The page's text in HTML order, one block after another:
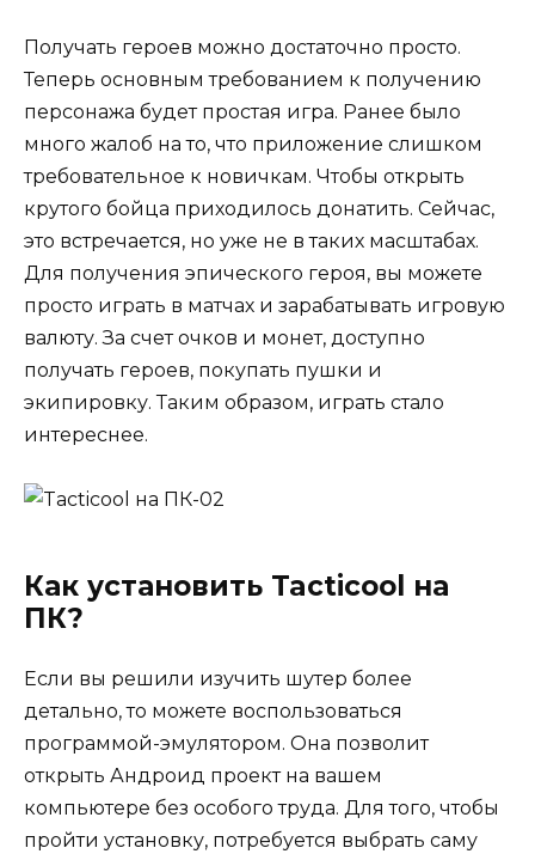
Получать героев можно достаточно просто.
Теперь основным требованием к получению
персонажа будет простая игра. Ранее было
много жалоб на то, что приложение слишком
требовательное к новичкам. Чтобы открыть
крутого бойца приходилось донатить. Сейчас,
это встречается, но уже не в таких масштабах.
Для получения эпического героя, вы можете
просто играть в матчах и зарабатывать игровую
валюту. За счет очков и монет, доступно
получать героев, покупать пушки и
экипировку. Таким образом, играть стало
интереснее.
Как установить Tacticool на
ПК?
Если вы решили изучить шутер более
детально, то можете воспользоваться
программой-эмулятором. Она позволит
открыть Андроид проект на вашем
компьютере без особого труда. Для того, чтобы
пройти установку, потребуется выбрать саму